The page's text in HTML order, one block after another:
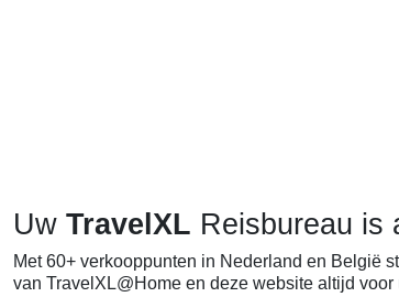
Uw TravelXL Reisbureau is
Met 60+ verkooppunten in Nederland en België
van TravelXL@Home en deze website altijd voor